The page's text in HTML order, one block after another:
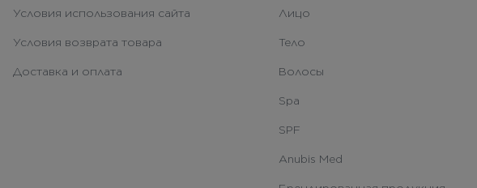
Условия использования сайта
Условия возврата товара
Доставка и оплата
Лицо
Тело
Волосы
Spa
SPF
Anubis Med